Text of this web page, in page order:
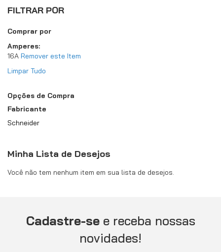
FILTRAR POR
Comprar por
Amperes
16A Remover este Item
Limpar Tudo
Opções de Compra
Fabricante
Schneider
Minha Lista de Desejos
Você não tem nenhum item em sua lista de desejos.
Cadastre-see receba nossas
novidades!